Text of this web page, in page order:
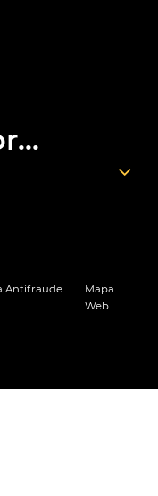
Antifraude
Mapa
Web